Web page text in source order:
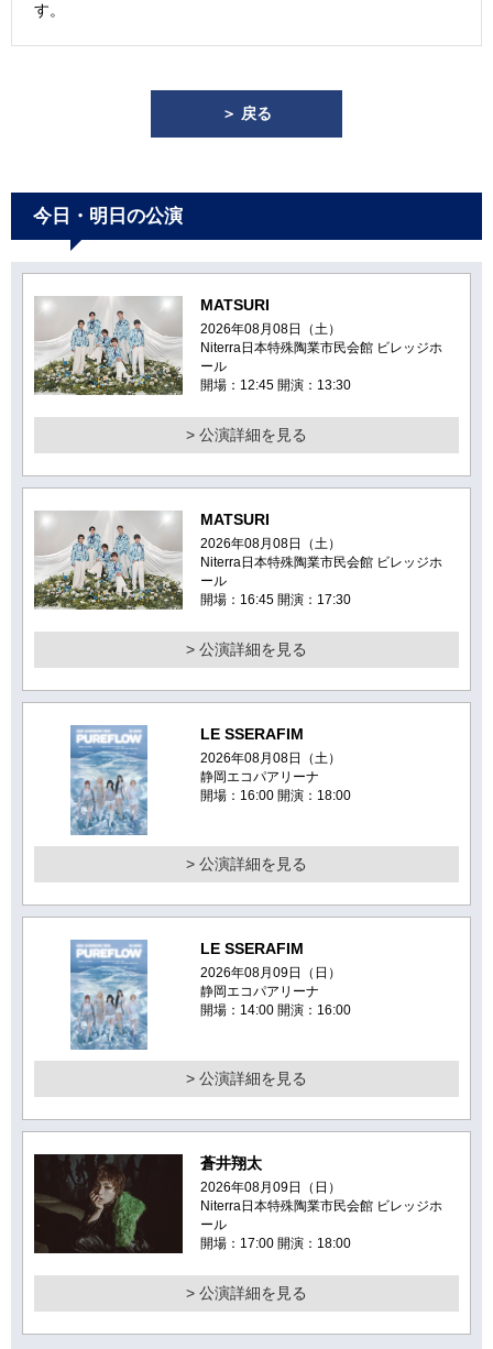
す。
＞ 戻る
今日・明日の公演
MATSURI
2026年08月08日（土）
Niterra日本特殊陶業市民会館 ビレッジホ
ール
開場：12:45 開演：13:30
> 公演詳細を見る
MATSURI
2026年08月08日（土）
Niterra日本特殊陶業市民会館 ビレッジホ
ール
開場：16:45 開演：17:30
> 公演詳細を見る
LE SSERAFIM
2026年08月08日（土）
静岡エコパアリーナ
開場：16:00 開演：18:00
> 公演詳細を見る
LE SSERAFIM
2026年08月09日（日）
静岡エコパアリーナ
開場：14:00 開演：16:00
> 公演詳細を見る
蒼井翔太
2026年08月09日（日）
Niterra日本特殊陶業市民会館 ビレッジホ
ール
開場：17:00 開演：18:00
> 公演詳細を見る